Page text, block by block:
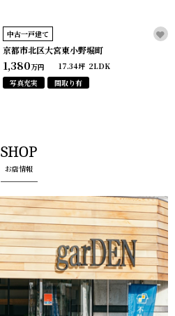
中古一戸建て
京都市北区大宮東小野堀町
1,380万円 17.34坪 2LDK
写真充実
間取り有
SHOP
お店情報